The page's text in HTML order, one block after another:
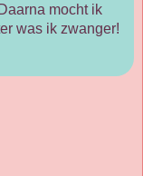
mocht ik
was ik zwanger!